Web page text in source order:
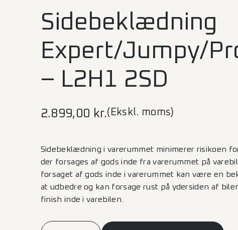
Sidebeklædning
Expert/Jumpy/
– L2H1 2SD
2.899,00 kr.(Ekskl. moms)
Sidebeklædning i varerummet minimerer risikoen
der forsages af gods inde fra varerummet på
forsaget af gods inde i varerummet kan være en
at udbedre og kan forsage rust på ydersiden af
finish inde i varebilen.
Sidebeklædning